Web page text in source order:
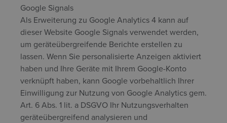
Google Signals
Als Erweiterung zu Google Analytics 4 kann auf
dieser Website Google Signals verwendet werden,
um geräteübergreifende Berichte erstellen zu
lassen. Wenn Sie personalisierte Anzeigen aktiviert
haben und Ihre Geräte mit Ihrem Google-Konto
verknüpft haben, kann Google vorbehaltlich Ihrer
Einwilligung zur Nutzung von Google Analytics gem.
Art. 6 Abs. 1 lit. a DSGVO Ihr Nutzungsverhalten
geräteübergreifend analysieren und